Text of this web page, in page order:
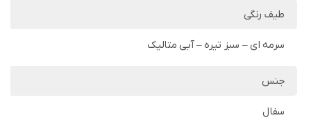
طیف رنگی
سرمه ای – سبز تیره – آبی متالیک
جنس
سفال